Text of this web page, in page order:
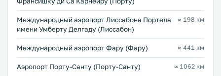
Международный аэропорт Лиссабона Портела
имени Умберту Делгаду (Лиссабон)
≈ 198 км
Международный аэропорт Фару (Фару) ≈ 441 км
Аэропорт Порту-Санту (Порту-Санту) ≈ 1062 км